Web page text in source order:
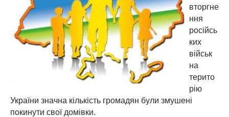
вторгне
ння
російсь
ких
військ
на
терито
рію
України значна кількість громадян були змушені
покинути свої домівки.